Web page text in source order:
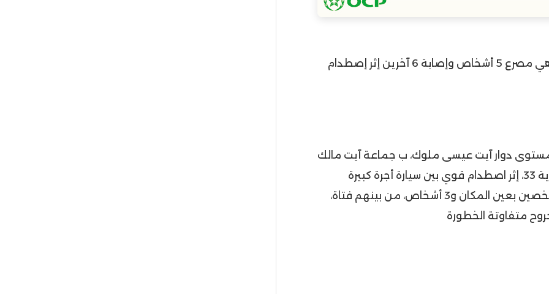
وحسب معلومات الواردة فالحصيلة المؤقتة هي مصرع 5 أشخاص وإصابة 6 آخرين إثر إصطدام
مستوى دوار آيت عيسى ملوك، ب جماعة آيت مالك
قيادة سيدي علال البحراوي، بالنقطة الكيلومترية 33، إثر اصطدام قوي بين سيارة أجرة كبيرة
وسيارة نقل البضائع (هوندا). مما خلف وفاة شخصين بعين المكان و3 أشخاص، من بينهم فتاة،